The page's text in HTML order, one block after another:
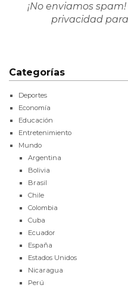
¡No enviamos
privacidad
Categorías
Deportes
Economía
Educación
Entretenimiento
Mundo
Argentina
Bolivia
Brasil
Chile
Colombia
Cuba
Ecuador
España
Estados Unidos
Nicaragua
Perú